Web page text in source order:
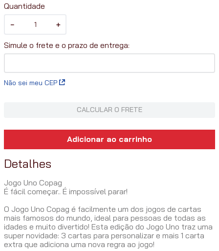
Quantidade
＋
－
Não sei meu CEP
CALCULAR O FRETE
Adicionar ao carrinho
Detalhes
Jogo Uno Copag
É fácil começar.. É impossível parar!
O Jogo Uno Copag é facilmente um dos jogos de cartas
mais famosos do mundo, ideal para pessoas de todas as
idades e muito divertido! Esta edição do Jogo Uno traz uma
super novidade: 3 cartas para personalizar e mais 1 carta
extra que adiciona uma nova regra ao jogo!